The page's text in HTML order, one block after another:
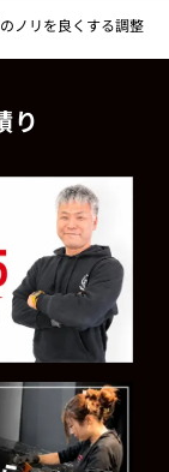
ノリを良くする調整
り